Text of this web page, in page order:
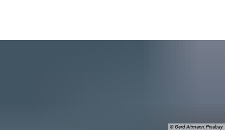
© Gerd Altmann, Pixabay